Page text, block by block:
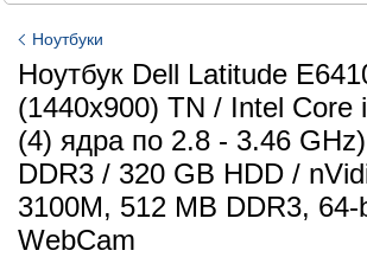
Ноутбуки
Ноутбук Dell Latitude
(1440x900) TN / Intel Core
(4) ядра по 2.8 - 3.46
DDR3 / 320 GB HDD /
3100M, 512 MB DDR3, 64-
WebCam